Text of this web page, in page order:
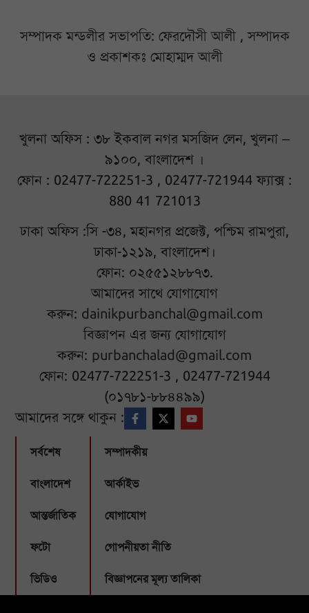
সম্পাদক মন্ডলীর সভাপতি: ফেরদৌসী আলী , সম্পাদক
ও প্রকাশকঃ মোহাম্মদ আলী
খুলনা অফিস : ৩৮ ইকবাল নগর মসজিদ লেন, খুলনা –
৯১০০, বাংলাদেশ ।
ফোন : 02477-722251-3 , 02477-721944 ফ্যাক্স :
880 41 721013
ঢাকা অফিস :সি -৩৪, মহানগর প্রজেক্ট, পশ্চিম রামপুরা,
ঢাকা-১২১৯, বাংলাদেশ।
ফোন: ০২৫৫১২৮৮৭৩.
আমাদের সাথে যোগাযোগ
করুন: dainikpurbanchal@gmail.com
বিজ্ঞাপন এর জন্য যোগাযোগ
করুন: purbanchalad@gmail.com
ফোন: 02477-722251-3 , 02477-721944
(০১৭৮১-৮৮৪৪৯৯)
আমাদের সঙ্গে থাকুন :
সর্বশেষ
বাংলাদেশ
আন্তর্জাতিক
ফটো
ভিডিও
সম্পাদকীয়
আর্কাইভ
যোগাযোগ
গোপনীয়তা নীতি
বিজ্ঞাপনের মূল্য তালিকা